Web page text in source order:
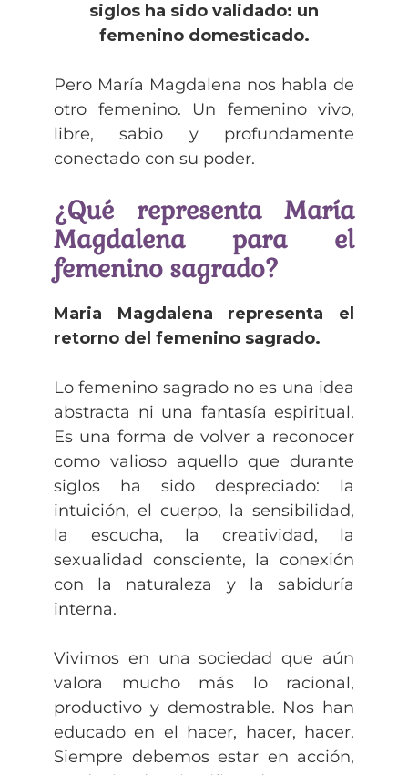
siglos ha sido validado: un
femenino domesticado.
Pero María Magdalena nos habla de
otro femenino. Un femenino vivo,
libre, sabio y profundamente
conectado con su poder.
¿Qué representa María
Magdalena para el
femenino sagrado?
Maria Magdalena representa el
retorno del femenino sagrado.
Lo femenino sagrado no es una idea
abstracta ni una fantasía espiritual.
Es una forma de volver a reconocer
como valioso aquello que durante
siglos ha sido despreciado: la
intuición, el cuerpo, la sensibilidad,
la escucha, la creatividad, la
sexualidad consciente, la conexión
con la naturaleza y la sabiduría
interna.
Vivimos en una sociedad que aún
valora mucho más lo racional,
productivo y demostrable. Nos han
educado en el hacer, hacer, hacer.
Siempre debemos estar en acción,